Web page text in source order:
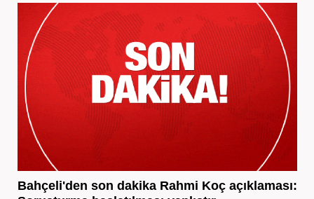
Bahçeli'den son dakika Rahmi Koç açıklaması: